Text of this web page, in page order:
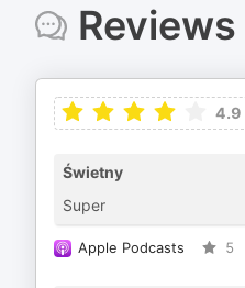
Reviews
4.9
Świetny
Super
Apple Podcasts 5